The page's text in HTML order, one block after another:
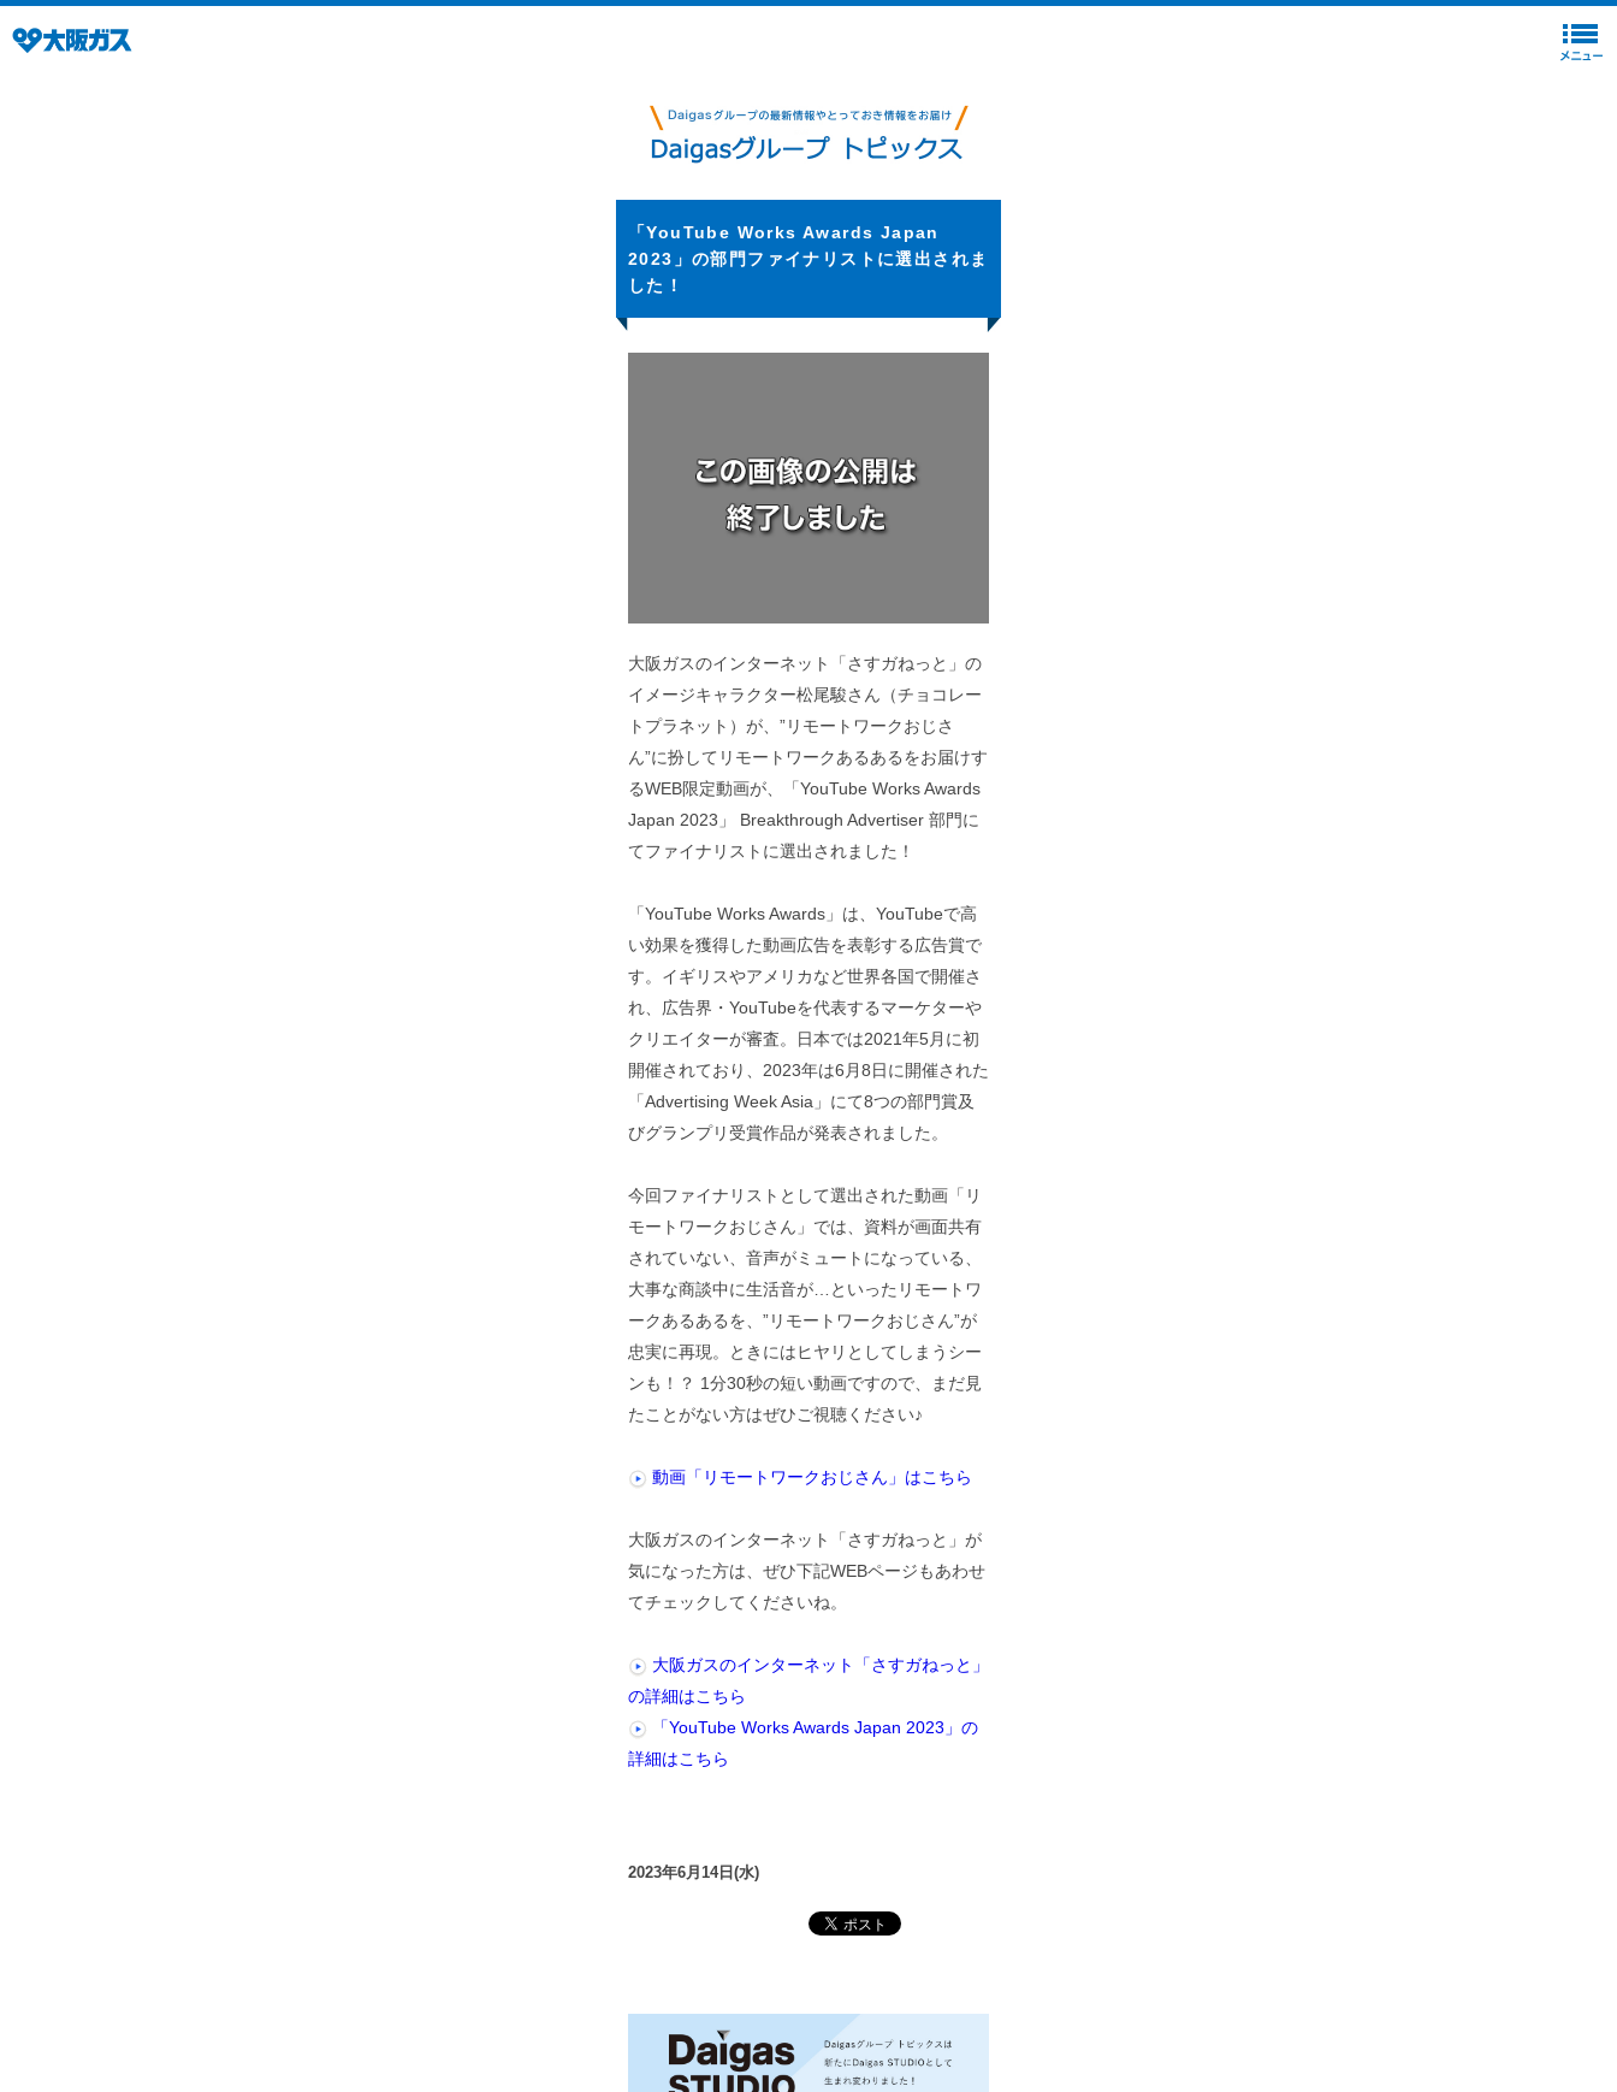
「YouTube Works Awards Japan
2023」の部門ファイナリストに選出されま
した！
大阪ガスのインターネット「さすガねっと」の
イメージキャラクター松尾駿さん（チョコレー
トプラネット）が、”リモートワークおじさ
ん”に扮してリモートワークあるあるをお届けす
るWEB限定動画が、「YouTube Works Awards
Japan 2023」 Breakthrough Advertiser 部門に
てファイナリストに選出されました！
「YouTube Works Awards」は、YouTubeで高
い効果を獲得した動画広告を表彰する広告賞で
す。イギリスやアメリカなど世界各国で開催さ
れ、広告界・YouTubeを代表するマーケターや
クリエイターが審査。日本では2021年5月に初
開催されており、2023年は6月8日に開催された
「Advertising Week Asia」にて8つの部門賞及
びグランプリ受賞作品が発表されました。
今回ファイナリストとして選出された動画「リ
モートワークおじさん」では、資料が画面共有
されていない、音声がミュートになっている、
大事な商談中に生活音が…といったリモートワ
ークあるあるを、”リモートワークおじさん”が
忠実に再現。ときにはヒヤリとしてしまうシー
ンも！？ 1分30秒の短い動画ですので、まだ見
たことがない方はぜひご視聴ください♪
動画「リモートワークおじさん」はこちら
大阪ガスのインターネット「さすガねっと」が
気になった方は、ぜひ下記WEBページもあわせ
てチェックしてくださいね。
大阪ガスのインターネット「さすガねっと」
の詳細はこちら
「YouTube Works Awards Japan 2023」の
詳細はこちら
2023年6月14日(水)